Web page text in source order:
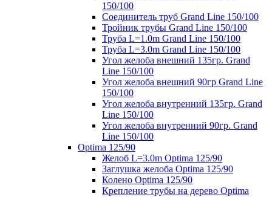
150/100
Соединитель труб Grand Line 150/100
Тройник трубы Grand Line 150/100
Труба L=1.0m Grand Line 150/100
Труба L=3.0m Grand Line 150/100
Угол желоба внешний 135гр. Grand
Line 150/100
Угол желоба внешний 90гр Grand Line
150/100
Угол желоба внутренний 135гр. Grand
Line 150/100
Угол желоба внутренний 90гр. Grand
Line 150/100
Optima 125/90
Желоб L=3.0m Optima 125/90
Заглушка желоба Optima 125/90
Колено Optima 125/90
Крепление трубы на дерево Optima